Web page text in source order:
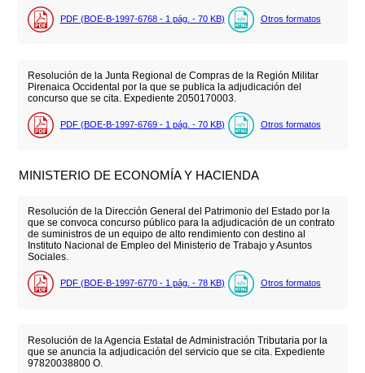
PDF (BOE-B-1997-6768 - 1 pág. - 70 KB) Otros formatos
Resolución de la Junta Regional de Compras de la Región Militar
Pirenaica Occidental por la que se publica la adjudicación del
concurso que se cita. Expediente 2050170003.
PDF (BOE-B-1997-6769 - 1 pág. - 70 KB) Otros formatos
MINISTERIO DE ECONOMÍA Y HACIENDA
Resolución de la Dirección General del Patrimonio del Estado por la
que se convoca concurso público para la adjudicación de un contrato
de suministros de un equipo de alto rendimiento con destino al
Instituto Nacional de Empleo del Ministerio de Trabajo y Asuntos
Sociales.
PDF (BOE-B-1997-6770 - 1 pág. - 78 KB) Otros formatos
Resolución de la Agencia Estatal de Administración Tributaria por la
que se anuncia la adjudicación del servicio que se cita. Expediente
97820038800 O.